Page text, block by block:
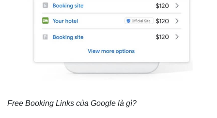
Free Booking Links của Google là gì?